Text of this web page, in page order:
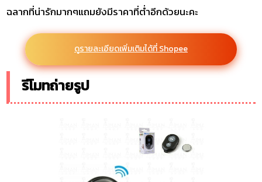
ฉลากที่น่ารักมากๆแถมยังมีราคาที่ต่ำอีกด้วยนะคะ
ดูรายละเอียดเพิ่มเติมได้ที่ Shopee
รีโมทถ่ายรูป